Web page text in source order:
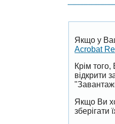
Якщо у
Acrobat
Крім
відкрити
Якщо Ви